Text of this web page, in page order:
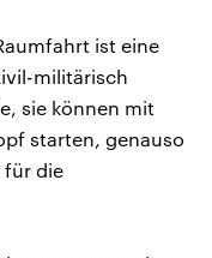
ist eine
militärisch
sie können mit
starten, genauso
für die